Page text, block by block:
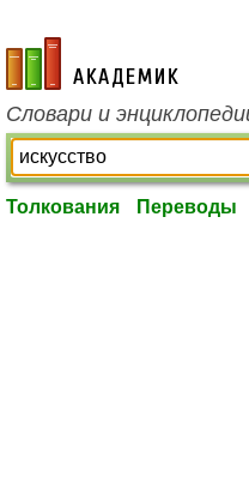
academic.ru
Словари и
Толкования Переводы